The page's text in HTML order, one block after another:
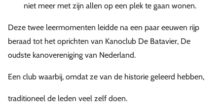
niet meer met zijn allen op een plek te gaan wonen.
Deze twee leermomenten leidde na een paar eeuwen rijp
beraad tot het oprichten van Kanoclub De Batavier, De
oudste kanovereniging van Nederland.
Een club waarbij, omdat ze van de historie geleerd hebben,
traditioneel de leden veel zelf doen.